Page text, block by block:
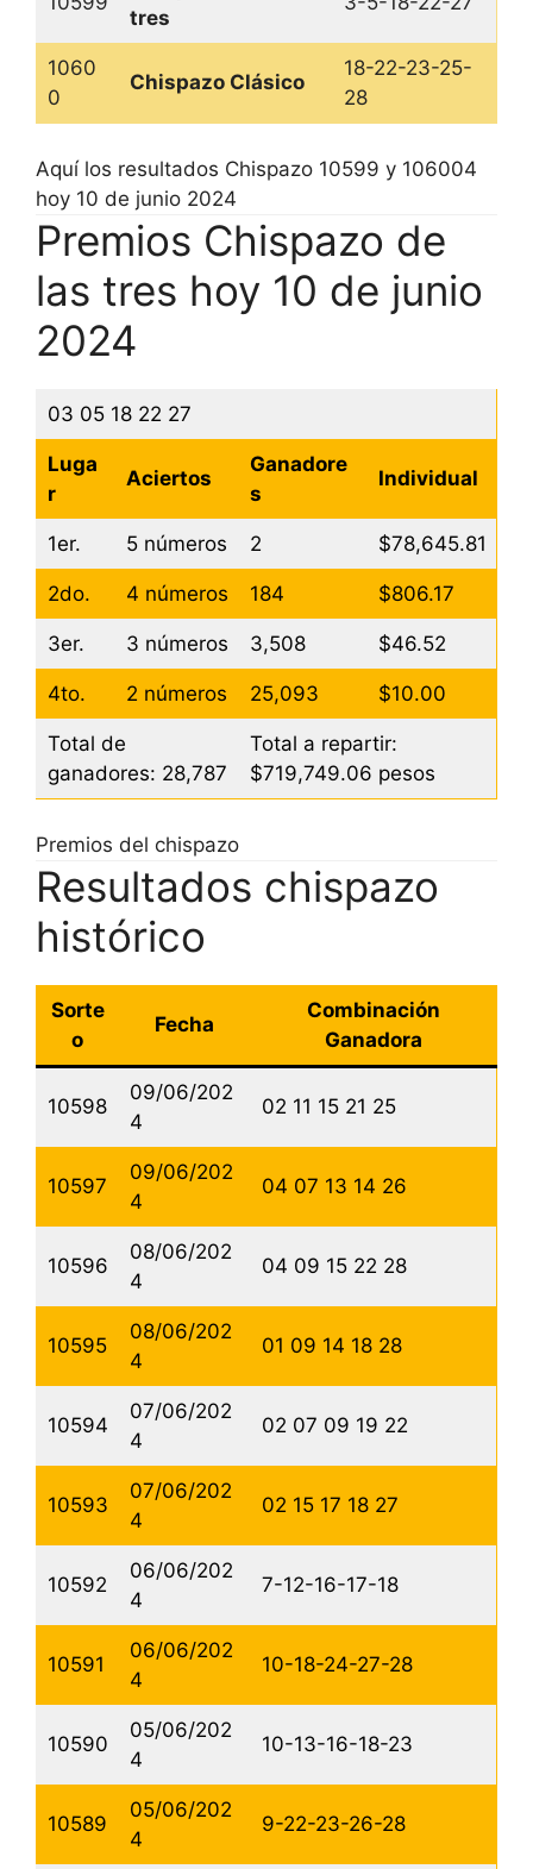
tres
1060
0
Chispazo Clásico
18-22-23-25-
28
Aquí los resultados Chispazo 10599 y 106004
hoy 10 de junio 2024
Premios Chispazo de
las tres hoy 10 de junio
2024
03 05 18 22 27
Luga
r
Aciertos
Ganadore
s
Individual
1er. 5 números 2 $78,645.81
2do. 4 números 184 $806.17
3er. 3 números 3,508 $46.52
4to. 2 números 25,093 $10.00
Total de
ganadores: 28,787
Total a repartir:
$719,749.06 pesos
Premios del chispazo
Resultados chispazo
histórico
Sorte
o
Fecha
Combinación
Ganadora
10598
09/06/202
4
02 11 15 21 25
10597
09/06/202
4
04 07 13 14 26
10596
08/06/202
4
04 09 15 22 28
10595
08/06/202
4
01 09 14 18 28
10594
07/06/202
4
02 07 09 19 22
10593
07/06/202
4
02 15 17 18 27
10592
06/06/202
4
7-12-16-17-18
10591
06/06/202
4
10-18-24-27-28
10590
05/06/202
4
10-13-16-18-23
10589
05/06/202
4
9-22-23-26-28